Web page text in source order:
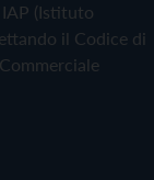
(Istituto
il Codice di